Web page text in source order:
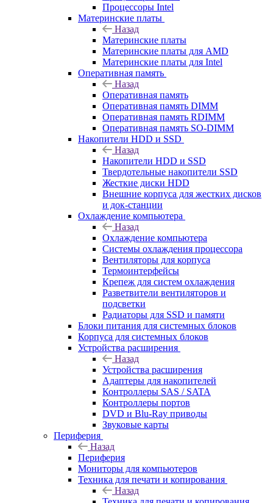
Процессоры Intel
Материнские платы
Назад
Материнские платы
Материнские платы для AMD
Материнские платы для Intel
Оперативная память
Назад
Оперативная память
Оперативная память DIMM
Оперативная память RDIMM
Оперативная память SO-DIMM
Накопители HDD и SSD
Назад
Накопители HDD и SSD
Твердотельные накопители SSD
Жесткие диски HDD
Внешние корпуса для жестких дисков
и док-станции
Охлаждение компьютера
Назад
Охлаждение компьютера
Системы охлаждения процессора
Вентиляторы для корпуса
Термоинтерфейсы
Крепеж для систем охлаждения
Разветвители вентиляторов и
подсветки
Радиаторы для SSD и памяти
Блоки питания для системных блоков
Корпуса для системных блоков
Устройства расширения
Назад
Устройства расширения
Адаптеры для накопителей
Контроллеры SAS / SATA
Контроллеры портов
DVD и Blu-Ray приводы
Звуковые карты
Периферия
Назад
Периферия
Мониторы для компьютеров
Техника для печати и копирования
Назад